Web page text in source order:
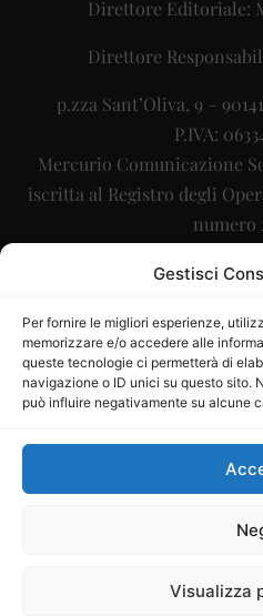
Gestisci
Per fornire le migliori esperienze,
memorizzare e/o accedere alle
queste tecnologie ci permetterà di
navigazione o ID unici su questo sito.
può influire negativamente su alcune
Visualizza
Direttore Editoriale:
Direttore
p.zza Sant’Oliva, 9 –
P.IVA:
Mercurio Comunicazione
iscritta al Registro degli
numero
Sito gestito daLa Digitale